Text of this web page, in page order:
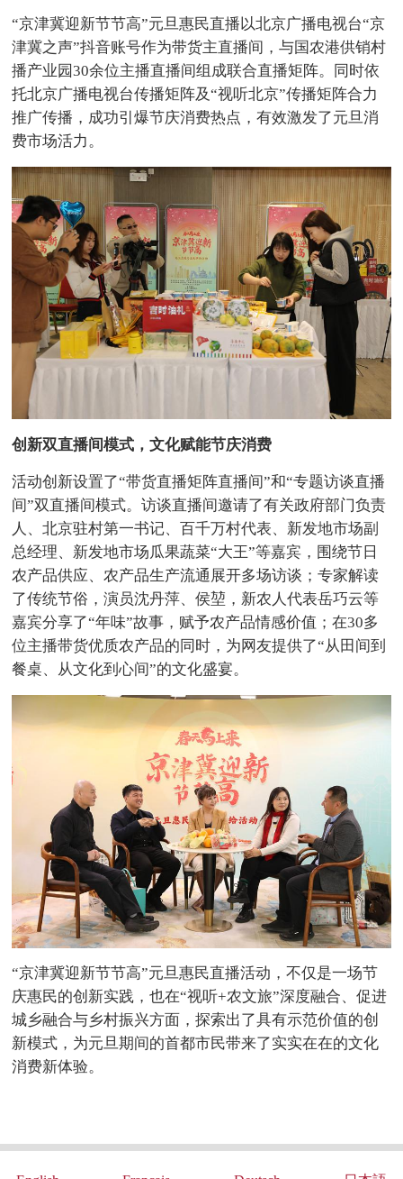
“京津冀迎新节节高”元旦惠民直播以北京广播电视台“京
津冀之声”抖音账号作为带货主直播间，与国农港供销村
播产业园30余位主播直播间组成联合直播矩阵。同时依
托北京广播电视台传播矩阵及“视听北京”传播矩阵合力
推广传播，成功引爆节庆消费热点，有效激发了元旦消
费市场活力。
创新双直播间模式，文化赋能节庆消费
活动创新设置了“带货直播矩阵直播间”和“专题访谈直播
间”双直播间模式。访谈直播间邀请了有关政府部门负责
人、北京驻村第一书记、百千万村代表、新发地市场副
总经理、新发地市场瓜果蔬菜“大王”等嘉宾，围绕节日
农产品供应、农产品生产流通展开多场访谈；专家解读
了传统节俗，演员沈丹萍、侯堃，新农人代表岳巧云等
嘉宾分享了“年味”故事，赋予农产品情感价值；在30多
位主播带货优质农产品的同时，为网友提供了“从田间到
餐桌、从文化到心间”的文化盛宴。
“京津冀迎新节节高”元旦惠民直播活动，不仅是一场节
庆惠民的创新实践，也在“视听+农文旅”深度融合、促进
城乡融合与乡村振兴方面，探索出了具有示范价值的创
新模式，为元旦期间的首都市民带来了实实在在的文化
消费新体验。